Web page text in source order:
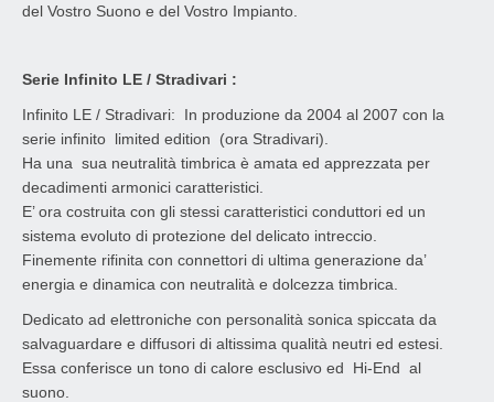
del Vostro Suono e del Vostro Impianto.
Serie Infinito LE / Stradivari :
Infinito LE / Stradivari: In produzione da 2004 al 2007 con la
serie infinito limited edition (ora Stradivari).
Ha una sua neutralità timbrica è amata ed apprezzata per
decadimenti armonici caratteristici.
E’ ora costruita con gli stessi caratteristici conduttori ed un
sistema evoluto di protezione del delicato intreccio.
Finemente rifinita con connettori di ultima generazione da’
energia e dinamica con neutralità e dolcezza timbrica.
Dedicato ad elettroniche con personalità sonica spiccata da
salvaguardare e diffusori di altissima qualità neutri ed estesi.
Essa conferisce un tono di calore esclusivo ed Hi-End al
suono.